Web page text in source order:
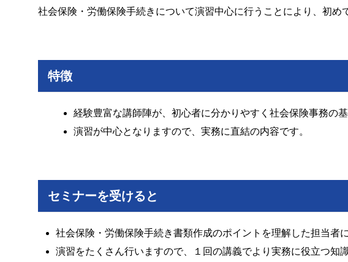
社会保険・労働保険手続きについて演習中心に行うことにより、初め
特徴
経験豊富な講師陣が、初心者に分かりやすく社会保険事務の基
演習が中心となりますので、実務に直結の内容です。
セミナーを受けると
社会保険・労働保険手続き書類作成のポイントを理解した担当者に
演習をたくさん行いますので、１回の講義でより実務に役立つ知